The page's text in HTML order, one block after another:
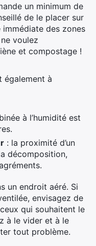
un minimum de
de le placer sur
des zones
voulez
et compostage !
également à
à l’humidité est
: la proximité d’un
décomposition,
un endroit aéré. Si
envisagez de
qui souhaitent le
à le vider et à le
tout problème.